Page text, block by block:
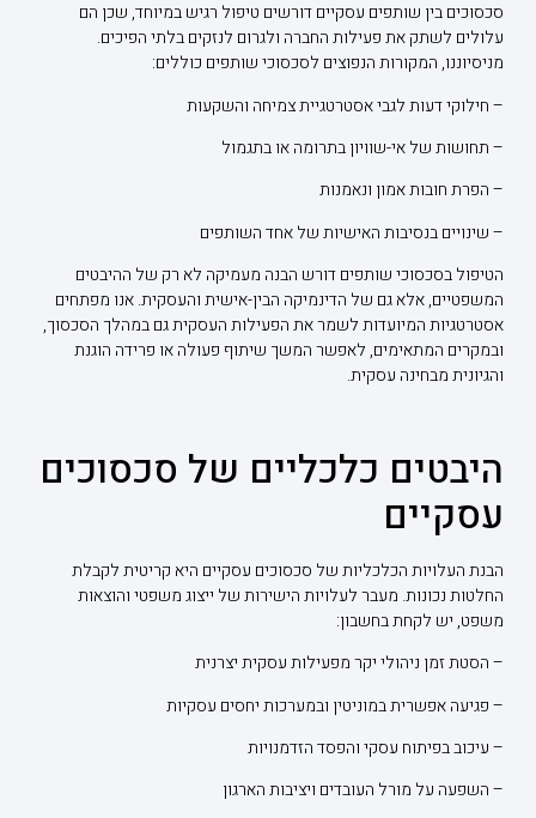
סכסוכים בין שותפים עסקיים דורשים טיפול רגיש במיוחד, שכן הם
עלולים לשתק את פעילות החברה ולגרום לנזקים בלתי הפיכים.
מניסיוננו, המקורות הנפוצים לסכסוכי שותפים כוללים:
– חילוקי דעות לגבי אסטרטגיית צמיחה והשקעות
– תחושות של אי-שוויון בתרומה או בתגמול
– הפרת חובות אמון ונאמנות
– שינויים בנסיבות האישיות של אחד השותפים
הטיפול בסכסוכי שותפים דורש הבנה מעמיקה לא רק של ההיבטים
המשפטיים, אלא גם של הדינמיקה הבין-אישית והעסקית. אנו מפתחים
אסטרטגיות המיועדות לשמר את הפעילות העסקית גם במהלך הסכסוך,
ובמקרים המתאימים, לאפשר המשך שיתוף פעולה או פרידה הוגנת
והגיונית מבחינה עסקית.
היבטים כלכליים של סכסוכים
עסקיים
הבנת העלויות הכלכליות של סכסוכים עסקיים היא קריטית לקבלת
החלטות נכונות. מעבר לעלויות הישירות של ייצוג משפטי והוצאות
משפט, יש לקחת בחשבון:
– הסטת זמן ניהולי יקר מפעילות עסקית יצרנית
– פגיעה אפשרית במוניטין ובמערכות יחסים עסקיות
– עיכוב בפיתוח עסקי והפסד הזדמנויות
– השפעה על מורל העובדים ויציבות הארגון